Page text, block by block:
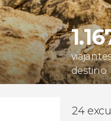
destino
24